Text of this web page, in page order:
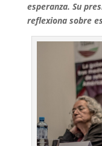
esperanza. Su
reflexiona sobre